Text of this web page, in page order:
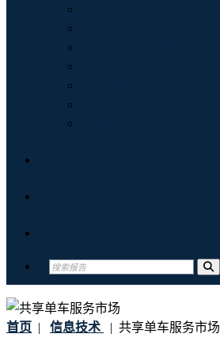
首页 | 信息技术 | 共享单车服务市场